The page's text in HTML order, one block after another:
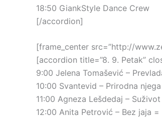
18:50 GiankStyle Dance Crew
[/accordion]
[frame_center src=”http://
[accordion title=”8. 9. Petak”
9:00 Jelena Tomašević –
10:00 Svantevid – Prirodna
11:00 Agneza Lešdedaj –
12:00 Anita Petrović – Bez jaja